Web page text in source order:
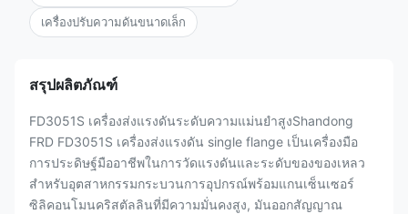
เครื่องปรับความดันขนาดเล็ก
สรุปผลิตภัณฑ์
FD3051S เครื่องส่งแรงดันระดับความแม่นยําสูงShandong
FRD FD3051S เครื่องส่งแรงดัน single flange เป็นเครื่องมือ
การประดิษฐ์มืออาชีพในการวัดแรงดันและระดับของของเหลว
สําหรับอุตสาหกรรมกระบวนการอุปกรณ์พร้อมแกนเซ็นเซอร์
ซิลิคอนโมนคริสตัลลินที่มีความมั่นคงสูง, มันออกสัญญาณ